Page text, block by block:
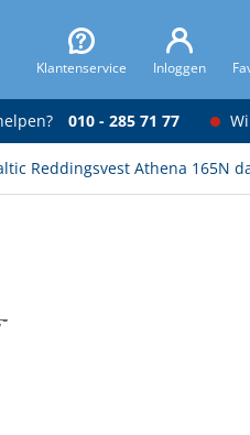
Klantenservice Inloggen
010 - 285 71 77
Reddingsvest Athena 165N